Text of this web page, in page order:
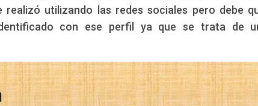
realizó utilizando las redes sociales pero debe
con ese perfil ya que se trata de